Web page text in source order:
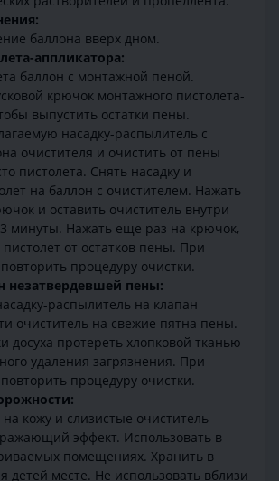
баллона вверх дном.
аппликатора:
баллон с монтажной пеной.
крючок монтажного пистолета-
выпустить остатки пены.
насадку-распылитель с
очистителя и очистить от пены
пистолета. Снять насадку и
на баллон с очистителем. Нажать
и оставить очиститель внутри
минуты. Нажать еще раз на крючок,
от остатков пены. При
процедуру очистки.
незатвердевшей пены:
распылитель на клапан
очиститель на свежие пятна пены.
досуха протереть хлопковой тканью
удаления загрязнения. При
процедуру очистки.
кожу и слизистые очиститель
эффект. Использовать в
помещениях. Хранить в
детей месте. Не использовать вблизи